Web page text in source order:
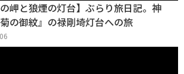
岬と狼煙の灯台】ぶらり旅日記。神
の御紋』の禄剛埼灯台への旅